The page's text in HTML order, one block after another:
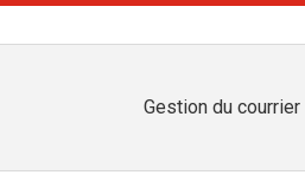
Gestion du courrier